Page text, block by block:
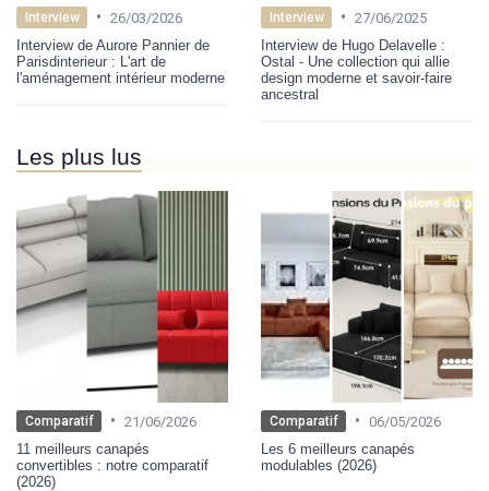
Interview • 26/03/2026
Interview de Aurore Pannier de
Parisdinterieur : L'art de
l'aménagement intérieur moderne
Interview • 27/06/2025
Interview de Hugo Delavelle :
Ostal - Une collection qui allie
design moderne et savoir-faire
ancestral
Les plus lus
Comparatif • 21/06/2026
11 meilleurs canapés
convertibles : notre comparatif
(2026)
Comparatif • 06/05/2026
Les 6 meilleurs canapés
modulables (2026)